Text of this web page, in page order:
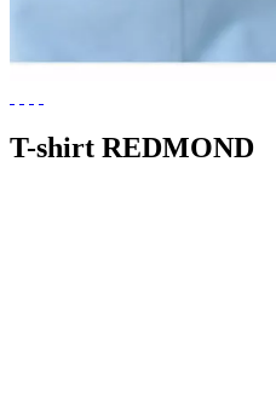
T-shirt REDMOND